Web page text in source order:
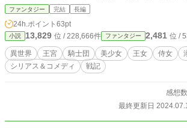
活！ 右を見ても左を見ても「愛でたい」美人に美少女！ 美男
王女が数奇な運命をたどる異世界王
ファンタジー 完結 長編
24h.ポイント 63pt
小説 13,829 位 / 228,666件 ファンタジー 2,481 位 /
異世界 王宮 騎士団 美少女 王女 侍女
シリアス＆コメディ
戦記
感想
最終更新日